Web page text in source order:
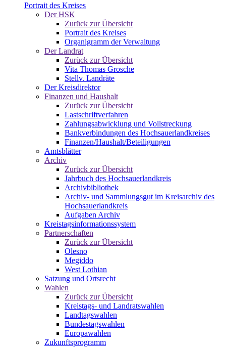
Portrait des Kreises
Der HSK
Zurück zur Übersicht
Portrait des Kreises
Organigramm der Verwaltung
Der Landrat
Zurück zur Übersicht
Vita Thomas Grosche
Stellv. Landräte
Der Kreisdirektor
Finanzen und Haushalt
Zurück zur Übersicht
Lastschriftverfahren
Zahlungsabwicklung und Vollstreckung
Bankverbindungen des Hochsauerlandkreises
Finanzen/Haushalt/Beteiligungen
Amtsblätter
Archiv
Zurück zur Übersicht
Jahrbuch des Hochsauerlandkreis
Archivbibliothek
Archiv- und Sammlungsgut im Kreisarchiv des
Hochsauerlandkreis
Aufgaben Archiv
Kreistagsinformationssystem
Partnerschaften
Zurück zur Übersicht
Olesno
Megiddo
West Lothian
Satzung und Ortsrecht
Wahlen
Zurück zur Übersicht
Kreistags- und Landratswahlen
Landtagswahlen
Bundestagswahlen
Europawahlen
Zukunftsprogramm